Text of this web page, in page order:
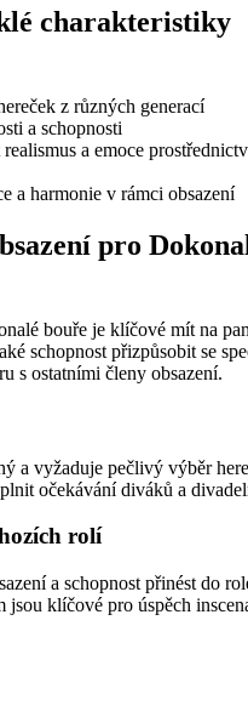
charakteristiky
z různých generací
a schopnosti
realismus a emoce
a harmonie v rámci obsazení
pro
bouře je klíčové mít na
schopnost přizpůsobit se
s ostatními členy obsazení.
a vyžaduje pečlivý výběr
očekávání diváků a
rolí
a schopnost přinést do
jsou klíčové pro úspěch